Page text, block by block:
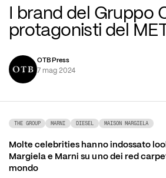
I brand del Gruppo
protagonisti del
OTB Press
7 mag 2024
THE GROUP MARNI DIESEL MAISON MARGIELA
Molte celebrities hanno indossato
Margiela e Marni su uno dei red
mondo